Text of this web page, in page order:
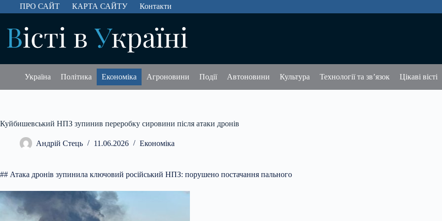
Перейти
до
ПРО САЙТ КАРТА САЙТУ Контакти
Україна Політика Економіка Агроновини Події Автоновини Культура Технології та зв’язок Цікаві вісті
Куйбишевський НПЗ зупинив переробку сировини після атаки дронів
Андрій Стець 11.06.2026 Економіка
## Атака дронів зупинила ключовий російський НПЗ: порушено постачання пального